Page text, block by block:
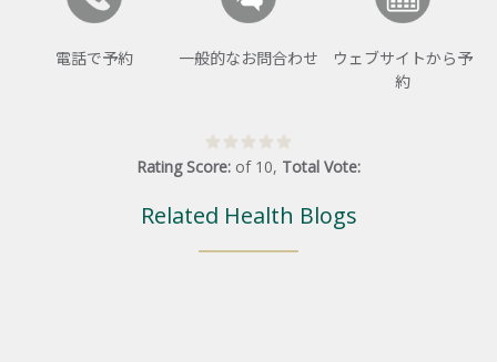
電話で予約 一般的なお問合わせ
ウェブサイトから予
約
Rating Score: of 10, Total Vote:
Related Health Blogs